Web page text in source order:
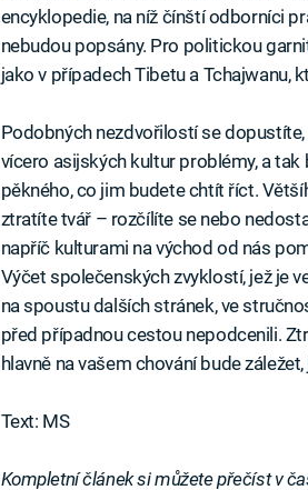
encyklopedie, na níž čínští odborníci
nebudou popsány. Pro politickou
jako v případech Tibetu a Tchajwanu,
Podobných nezdvořilostí se
vícero asijských kultur problémy, a
pěkného, co jim budete chtít říct.
ztratíte tvář – rozčílíte se nebo
napříč kulturami na východ od nás
Výčet společenských zvyklostí, jež je
na spoustu dalších stránek, ve
před případnou cestou nepodcenili.
hlavně na vašem chování bude
Text: MS
Kompletní článek si můžete přečíst v